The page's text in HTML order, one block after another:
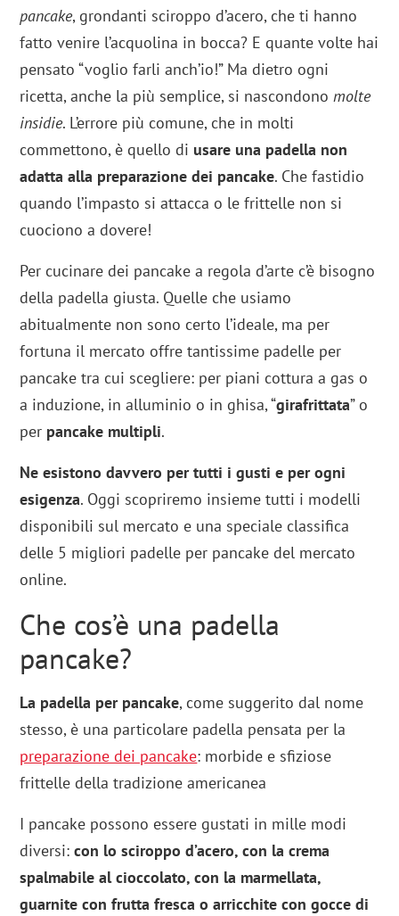
pancake, grondanti sciroppo d’acero, che ti hanno
fatto venire l’acquolina in bocca? E quante volte hai
pensato “voglio farli anch’io!” Ma dietro ogni
ricetta, anche la più semplice, si nascondonomolte
insidie. L’errore più comune, che in molti
commettono, è quello di usare una padella non
adatta alla preparazione dei pancake. Che fastidio
quando l’impasto si attacca o le frittelle non si
cuociono a dovere!
Per cucinare dei pancake a regola d’arte c’è bisogno
della padella giusta. Quelle che usiamo
abitualmente non sono certo l’ideale, ma per
fortuna il mercato offre tantissime padelle per
pancake tra cui scegliere: per piani cottura a gas o
a induzione, in alluminio o in ghisa, “girafrittata” o
per pancake multipli.
Ne esistono davvero per tutti i gusti e per ogni
esigenza. Oggi scopriremo insieme tutti i modelli
disponibili sul mercato e una speciale classifica
delle 5 migliori padelle per pancake del mercato
online.
Che cos’è una padella
pancake?
La padella per pancake, come suggerito dal nome
stesso, è una particolare padella pensata per la
preparazione dei pancake: morbide e sfiziose
frittelle della tradizione americanea
I pancake possono essere gustati in mille modi
diversi:con lo sciroppo d’acero, con la crema
spalmabile al cioccolato, con la marmellata,
guarnite con frutta fresca o arricchite con gocce di